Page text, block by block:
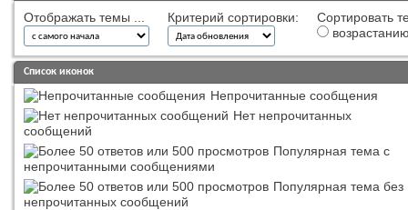
Отображать темы ... Критерий сортировки:
Сортировать
Список иконок
Непрочитанные сообщения
Нет непрочитанных
сообщений
Популярная тема с
непрочитанными сообщениями
Популярная тема без
непрочитанных сообщений